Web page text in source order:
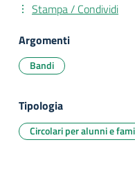
Stampa / Condividi
Argomenti
Bandi
Tipologia
Circolari per alunni e